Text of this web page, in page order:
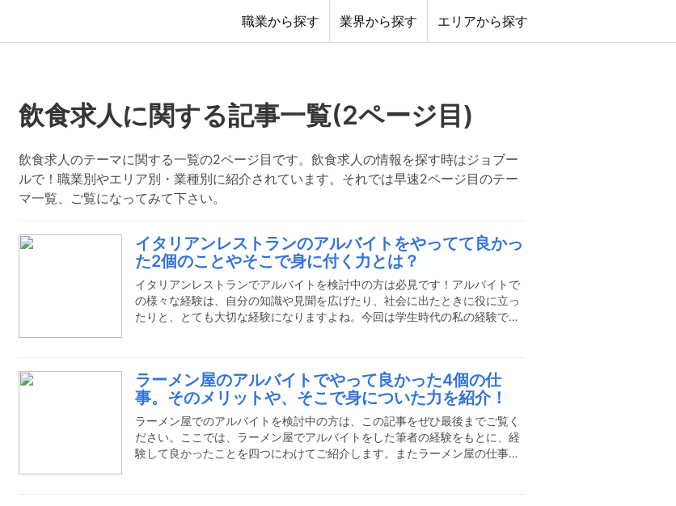
職業から探す 業界から探す エリアから探す
飲食求人に関する記事一覧(2ページ目)
飲食求人のテーマに関する一覧の2ページ目です。飲食求人の情報を探す時はジョブー
ルで！職業別やエリア別・業種別に紹介されています。それでは早速2ページ目のテー
マ一覧、ご覧になってみて下さい。
イタリアンレストランのアルバイトをやってて良かっ
た2個のことやそこで身に付く力とは？
イタリアンレストランでアルバイトを検討中の方は必見です！アルバイトで
の様々な経験は、自分の知識や見聞を広げたり、社会に出たときに役に立っ
たりと、とても大切な経験になりますよね。今回は学生時代の私の経験で、
リアンレストランバイトを始めるきっかけになれば幸いです。私がアルバイ
トをしたイタリアンレストランは、こんなところでした私が学生時代に4年
間務めたイタリアンレストランは、ファミレスほど安くはない
ラーメン屋のアルバイトでやって良かった4個の仕
事。そのメリットや、そこで身についた力を紹介！
ラーメン屋でのアルバイトを検討中の方は、この記事をぜひ最後までご覧く
ださい。ここでは、ラーメン屋でアルバイトをした筆者の経験をもとに、経
験して良かったことを四つにわけてご紹介します。またラーメン屋の仕事内